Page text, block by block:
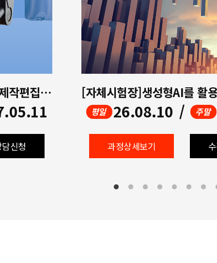
[멀티미디어]생성형AI활용 영상제작편집(UI/UX디자인,프리미어,에프터이펙트,ChatGPT)
신청
평일 26.08.10 / 주말
과정상세보기